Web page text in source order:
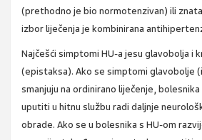
(prethodno je bio normotenzivan) ili
izbor liječenja je kombinirana
Najčešći simptomi HU-a jesu glavobolja i
(epistaksa). Ako se simptomi glavobolje
smanjuju na ordinirano liječenje,
uputiti u hitnu službu radi daljnje
obrade. Ako se u bolesnika s HU-om